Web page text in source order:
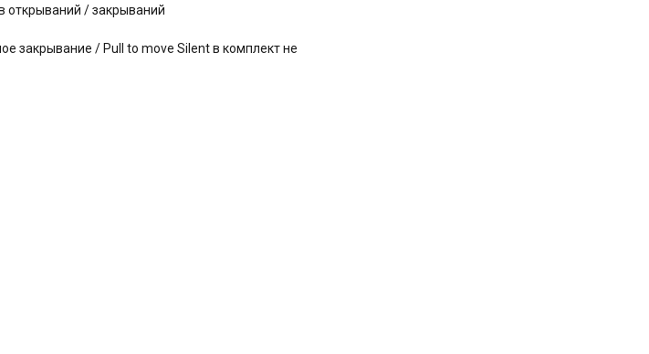
открываний / закрываний
закрывание / Pull to move Silent в комплект не